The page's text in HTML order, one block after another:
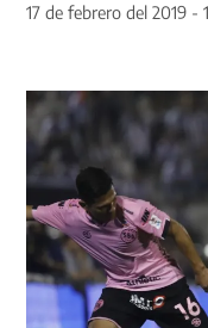
17 de febrero del 2019 -